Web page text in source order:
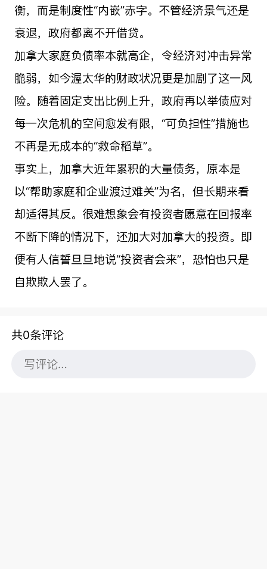
衡，而是制度性“内嵌”赤字。不管经济景气还是
衰退，政府都离不开借贷。
加拿大家庭负债率本就高企，令经济对冲击异常
脆弱，如今渥太华的财政状况更是加剧了这一风
险。随着固定支出比例上升，政府再以举债应对
每一次危机的空间愈发有限，“可负担性”措施也
不再是无成本的“救命稻草”。
事实上，加拿大近年累积的大量债务，原本是
以“帮助家庭和企业渡过难关”为名，但长期来看
却适得其反。很难想象会有投资者愿意在回报率
不断下降的情况下，还加大对加拿大的投资。即
便有人信誓旦旦地说“投资者会来”，恐怕也只是
自欺欺人罢了。
共0条评论